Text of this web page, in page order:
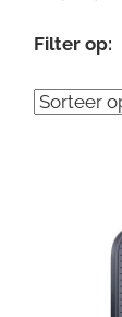
Filter op: